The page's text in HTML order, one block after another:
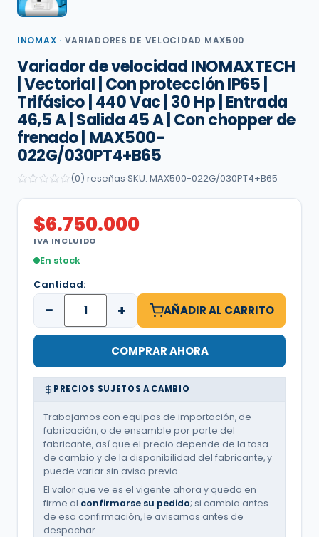
INOMAX · VARIADORES DE VELOCIDAD MAX500
Variador de velocidad INOMAXTECH
| Vectorial | Con protección IP65 |
Trifásico | 440 Vac | 30 Hp | Entrada
46,5 A | Salida 45 A | Con chopper de
frenado | MAX500-
022G/030PT4+B65
(0) reseñas SKU: MAX500-022G/030PT4+B65
$6.750.000
IVA INCLUIDO
En stock
Cantidad:
− + AÑADIR AL CARRITO
COMPRAR AHORA
PRECIOS SUJETOS A CAMBIO
Trabajamos con equipos de importación, de
fabricación, o de ensamble por parte del
fabricante, así que el precio depende de la tasa
de cambio y de la disponibilidad del fabricante, y
puede variar sin aviso previo.
El valor que ve es el vigente ahora y queda en
firme al confirmarse su pedido; si cambia antes
de esa confirmación, le avisamos antes de
despachar.